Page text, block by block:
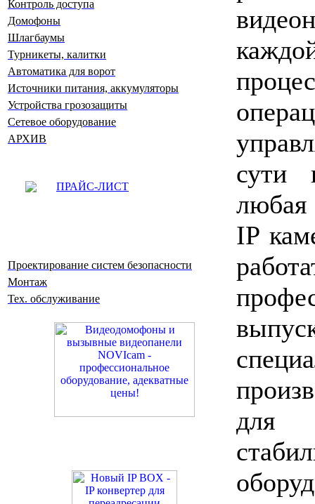
Контроль доступа
Домофоны
Шлагбаумы
Турникеты, калитки
Автоматика для ворот
Источники питания, аккумуляторы
Устройства грозозащиты
Сетевое оборудование
АРХИВ
ПРАЙС-ЛИСТ
Проектирование систем безопасности
Монтаж
Тех. обслуживание
сути
любая
IP
п
для